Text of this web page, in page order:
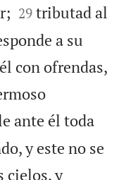


29 tributad al
a su
con ofrendas,
ante él toda
y este no se
cielos, y